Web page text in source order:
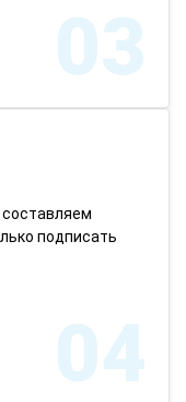
03
подписать
04